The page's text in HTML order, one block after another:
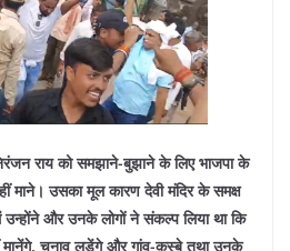
राय को समझाने-बुझाने के लिए भाजपा के
उसका मूल कारण देवी मंदिर के समक्ष
उन्होंने और उनके लोगों ने संकल्प लिया था कि
मानेंगे, चुनाव लड़ेंगे और गांव-कस्बे तथा उनके